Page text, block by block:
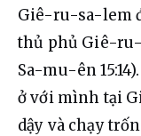
Giê-ru-sa-lem
thủ phủ Giê-
Sa-mu-ên
ở với mình tại
dậy và chạy